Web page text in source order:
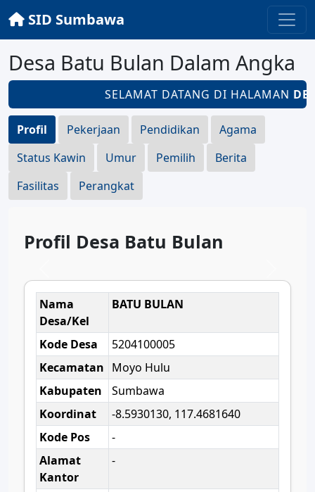
SID Sumbawa
Desa Batu Bulan Dalam Angka
SELAMAT DATANG DI HALAMAN
Profil Pekerjaan Pendidikan
Agama
Status Kawin
Umur Pemilih
Berita
Fasilitas
Perangkat
Profil Desa Batu Bulan
Nama
Desa/Kel
BATU BULAN
Kode Desa
5204100005
Kecamatan Moyo Hulu
Kabupaten
Sumbawa
Koordinat
-8.5930130, 117.4681640
Kode Pos
-
Alamat
Kantor
-